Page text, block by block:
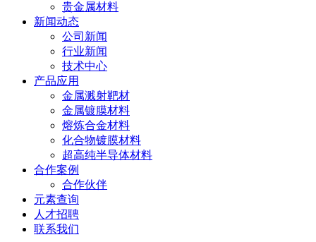
贵金属材料
新闻动态
公司新闻
行业新闻
技术中心
产品应用
金属溅射靶材
金属镀膜材料
熔炼合金材料
化合物镀膜材料
超高纯半导体材料
合作案例
合作伙伴
元素查询
人才招聘
联系我们